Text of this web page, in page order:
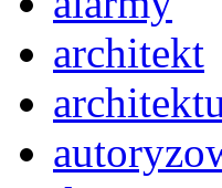
architekt